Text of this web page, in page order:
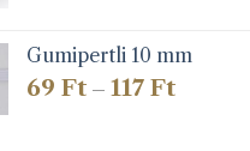
Gumipertli 10 mm
69 Ft – 117 Ft